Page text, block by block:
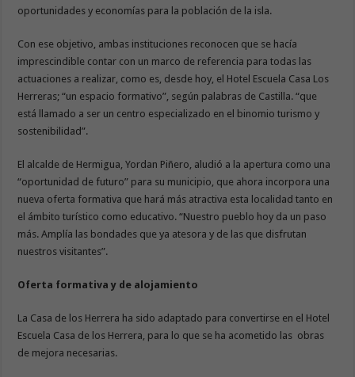
oportunidades y economías para la población de la isla.
Con ese objetivo, ambas instituciones reconocen que se hacía
imprescindible contar con un marco de referencia para todas las
actuaciones a realizar, como es, desde hoy, el Hotel Escuela Casa Los
Herreras; “un espacio formativo”, según palabras de Castilla. “que
está llamado a ser un centro especializado en el binomio turismo y
sostenibilidad”.
El alcalde de Hermigua, Yordan Piñero, aludió a la apertura como una
“oportunidad de futuro” para su municipio, que ahora incorpora una
nueva oferta formativa que hará más atractiva esta localidad tanto en
el ámbito turístico como educativo. “Nuestro pueblo hoy da un paso
más. Amplía las bondades que ya atesora y de las que disfrutan
nuestros visitantes”.
Oferta formativa y de alojamiento
La Casa de los Herrera ha sido adaptado para convertirse en el Hotel
Escuela Casa de los Herrera, para lo que se ha acometido las obras
de mejora necesarias.